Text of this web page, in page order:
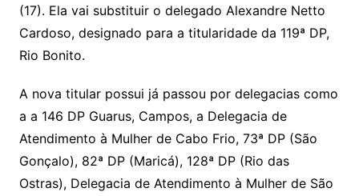
(17). Ela vai substituir o delegado Alexandre Netto
Cardoso, designado para a titularidade da 119ª DP,
Rio Bonito.
A nova titular possui já passou por delegacias como
a a 146 DP Guarus, Campos, a Delegacia de
Atendimento à Mulher de Cabo Frio, 73ª DP (São
Gonçalo), 82ª DP (Maricá), 128ª DP (Rio das
Ostras), Delegacia de Atendimento à Mulher de São